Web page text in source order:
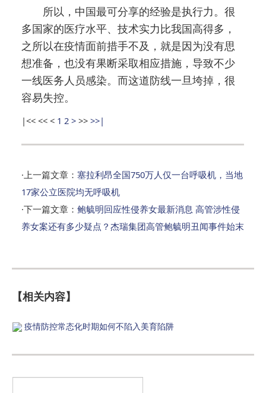
所以，中国最可分享的经验是执行力。很
多国家的医疗水平、技术实力比我国高得多，
之所以在疫情面前措手不及，就是因为没有思
想准备，也没有果断采取相应措施，导致不少
一线医务人员感染。而这道防线一旦垮掉，很
容易失控。
|<< << < 1 2 > >> >>|
·上一篇文章： 塞拉利昂全国750万人仅一台呼吸机，当地
17家公立医院均无呼吸机
·下一篇文章： 鲍毓明回应性侵养女最新消息 高管涉性侵
养女案还有多少疑点？杰瑞集团高管鲍毓明丑闻事件始末
【相关内容】
疫情防控常态化时期如何不陷入美育陷阱